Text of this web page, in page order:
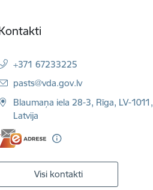
+371 67233225
E-pasts:
pasts@vda.gov.lv
Blaumaņa iela 28-3, Rīga, LV-1011,
Latvija
Visi kontakti